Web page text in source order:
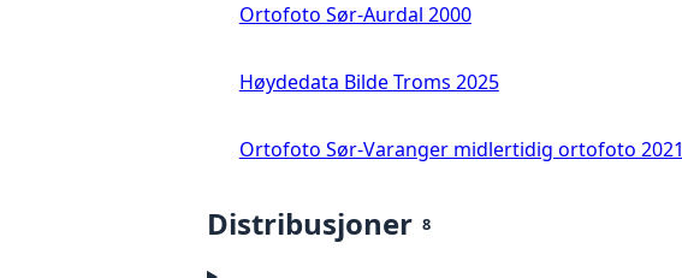
Ortofoto Sør-Aurdal 2000
Høydedata Bilde Troms 2025
Ortofoto Sør-Varanger midlertidig ortofoto 2021
Distribusjoner 8